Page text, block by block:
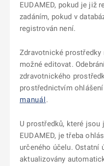
EUDAMED, pokud je již
zadáním, pokud v
registrován není.
Zdravotnické prostředky
možné editovat.
zdravotnického
prostřednictvím
manuál.
U prostředků, které jsou
EUDAMED, je třeba
určeného účelu. Ostatní
aktualizovány